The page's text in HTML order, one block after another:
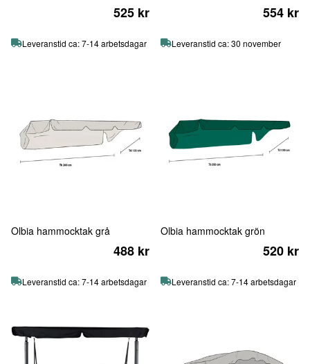
525 kr
Leveranstid ca: 7-14 arbetsdagar
554 kr
Leveranstid ca: 30 november
Olbia hammocktak grå
488 kr
Leveranstid ca: 7-14 arbetsdagar
Olbia hammocktak grön
520 kr
Leveranstid ca: 7-14 arbetsdagar